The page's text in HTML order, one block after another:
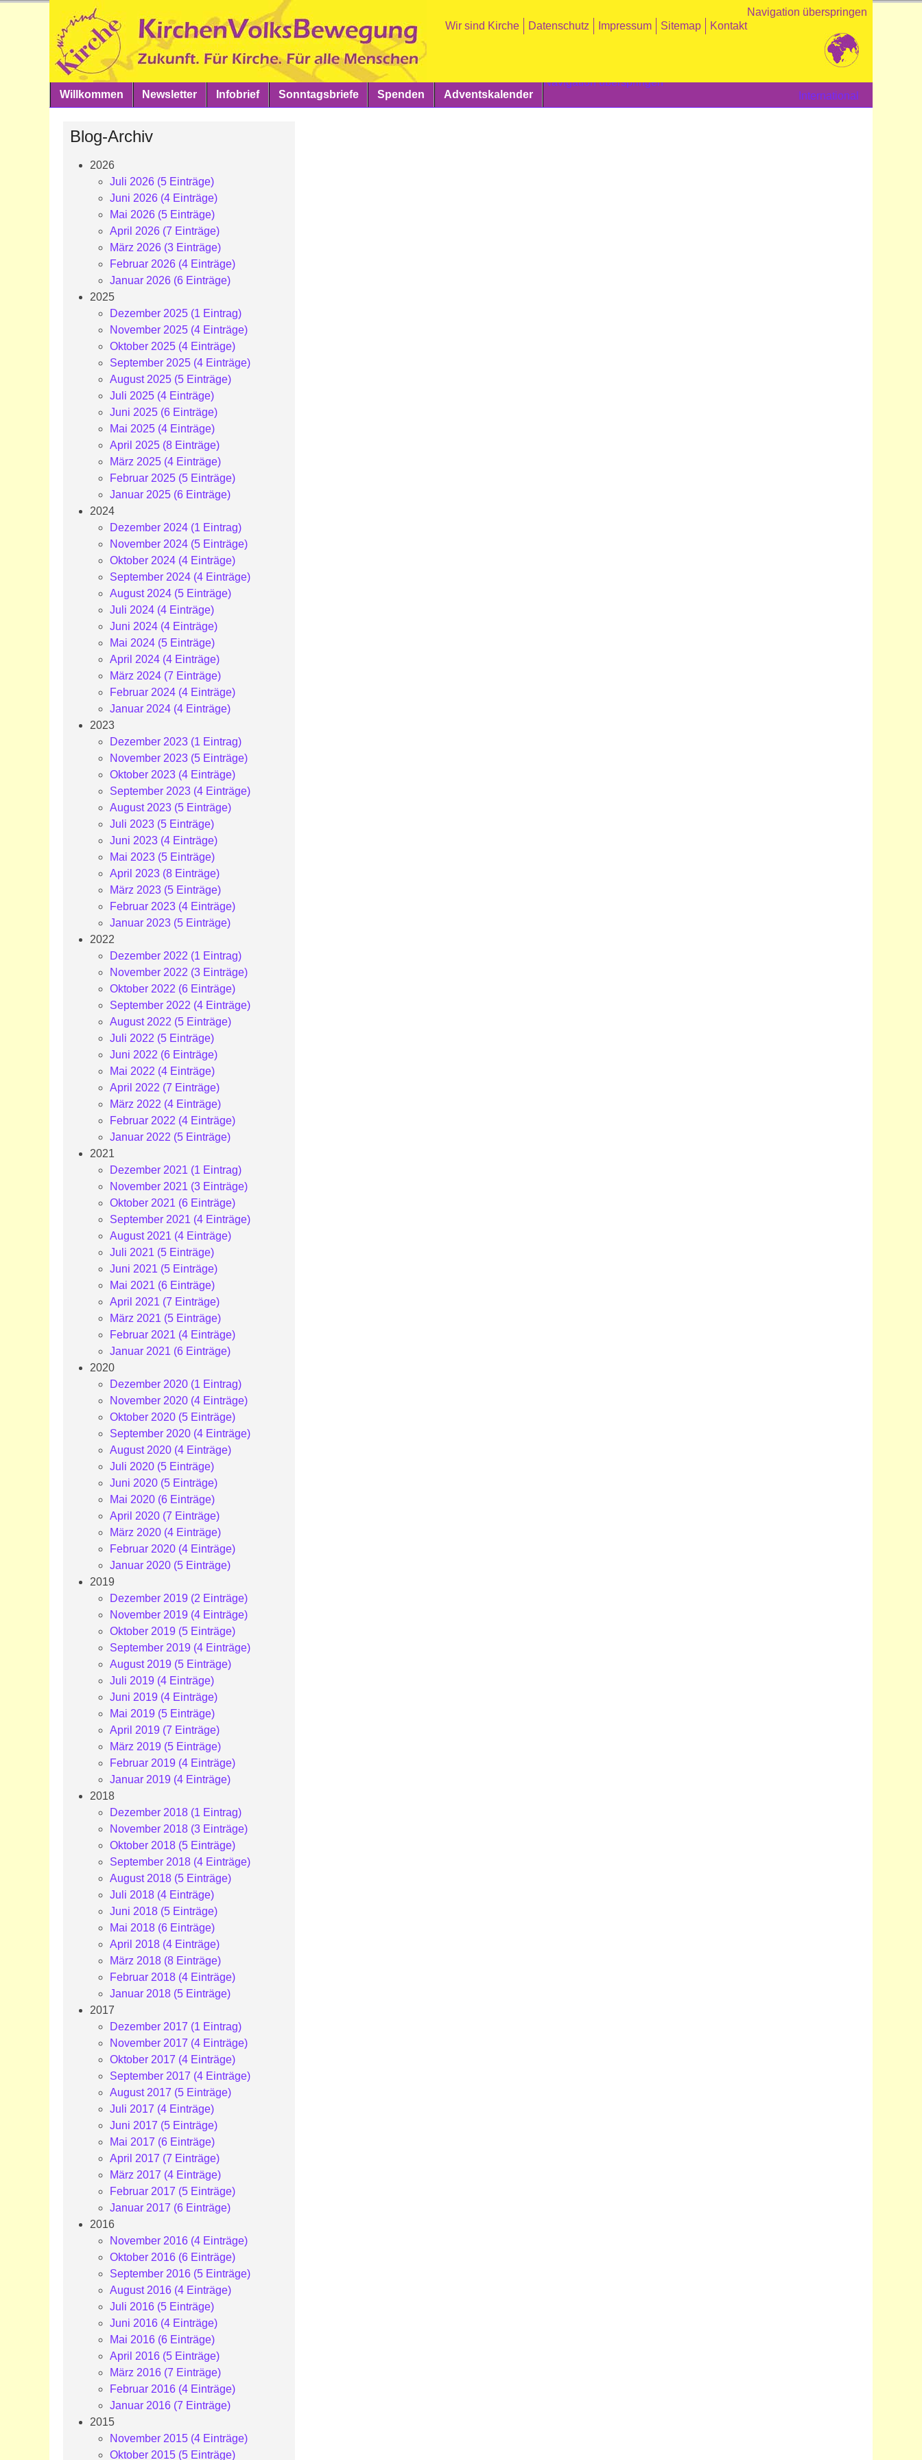
Navigation überspringen
Wir sind Kirche
Datenschutz Impressum Sitemap Kontakt
International
Navigation überspringen
Willkommen
Newsletter Infobrief Sonntagsbriefe Spenden Adventskalender
Blog-Archiv
2026
Juli 2026 (5 Einträge)
Juni 2026 (4 Einträge)
Mai 2026 (5 Einträge)
April 2026 (7 Einträge)
März 2026 (3 Einträge)
Februar 2026 (4 Einträge)
Januar 2026 (6 Einträge)
2025
Dezember 2025 (1 Eintrag)
November 2025 (4 Einträge)
Oktober 2025 (4 Einträge)
September 2025 (4 Einträge)
August 2025 (5 Einträge)
Juli 2025 (4 Einträge)
Juni 2025 (6 Einträge)
Mai 2025 (4 Einträge)
April 2025 (8 Einträge)
März 2025 (4 Einträge)
Februar 2025 (5 Einträge)
Januar 2025 (6 Einträge)
2024
Dezember 2024 (1 Eintrag)
November 2024 (5 Einträge)
Oktober 2024 (4 Einträge)
September 2024 (4 Einträge)
August 2024 (5 Einträge)
Juli 2024 (4 Einträge)
Juni 2024 (4 Einträge)
Mai 2024 (5 Einträge)
April 2024 (4 Einträge)
März 2024 (7 Einträge)
Februar 2024 (4 Einträge)
Januar 2024 (4 Einträge)
2023
Dezember 2023 (1 Eintrag)
November 2023 (5 Einträge)
Oktober 2023 (4 Einträge)
September 2023 (4 Einträge)
August 2023 (5 Einträge)
Juli 2023 (5 Einträge)
Juni 2023 (4 Einträge)
Mai 2023 (5 Einträge)
April 2023 (8 Einträge)
März 2023 (5 Einträge)
Februar 2023 (4 Einträge)
Januar 2023 (5 Einträge)
2022
Dezember 2022 (1 Eintrag)
November 2022 (3 Einträge)
Oktober 2022 (6 Einträge)
September 2022 (4 Einträge)
August 2022 (5 Einträge)
Juli 2022 (5 Einträge)
Juni 2022 (6 Einträge)
Mai 2022 (4 Einträge)
April 2022 (7 Einträge)
März 2022 (4 Einträge)
Februar 2022 (4 Einträge)
Januar 2022 (5 Einträge)
2021
Dezember 2021 (1 Eintrag)
November 2021 (3 Einträge)
Oktober 2021 (6 Einträge)
September 2021 (4 Einträge)
August 2021 (4 Einträge)
Juli 2021 (5 Einträge)
Juni 2021 (5 Einträge)
Mai 2021 (6 Einträge)
April 2021 (7 Einträge)
März 2021 (5 Einträge)
Februar 2021 (4 Einträge)
Januar 2021 (6 Einträge)
2020
Dezember 2020 (1 Eintrag)
November 2020 (4 Einträge)
Oktober 2020 (5 Einträge)
September 2020 (4 Einträge)
August 2020 (4 Einträge)
Juli 2020 (5 Einträge)
Juni 2020 (5 Einträge)
Mai 2020 (6 Einträge)
April 2020 (7 Einträge)
März 2020 (4 Einträge)
Februar 2020 (4 Einträge)
Januar 2020 (5 Einträge)
2019
Dezember 2019 (2 Einträge)
November 2019 (4 Einträge)
Oktober 2019 (5 Einträge)
September 2019 (4 Einträge)
August 2019 (5 Einträge)
Juli 2019 (4 Einträge)
Juni 2019 (4 Einträge)
Mai 2019 (5 Einträge)
April 2019 (7 Einträge)
März 2019 (5 Einträge)
Februar 2019 (4 Einträge)
Januar 2019 (4 Einträge)
2018
Dezember 2018 (1 Eintrag)
November 2018 (3 Einträge)
Oktober 2018 (5 Einträge)
September 2018 (4 Einträge)
August 2018 (5 Einträge)
Juli 2018 (4 Einträge)
Juni 2018 (5 Einträge)
Mai 2018 (6 Einträge)
April 2018 (4 Einträge)
März 2018 (8 Einträge)
Februar 2018 (4 Einträge)
Januar 2018 (5 Einträge)
2017
Dezember 2017 (1 Eintrag)
November 2017 (4 Einträge)
Oktober 2017 (4 Einträge)
September 2017 (4 Einträge)
August 2017 (5 Einträge)
Juli 2017 (4 Einträge)
Juni 2017 (5 Einträge)
Mai 2017 (6 Einträge)
April 2017 (7 Einträge)
März 2017 (4 Einträge)
Februar 2017 (5 Einträge)
Januar 2017 (6 Einträge)
2016
November 2016 (4 Einträge)
Oktober 2016 (6 Einträge)
September 2016 (5 Einträge)
August 2016 (4 Einträge)
Juli 2016 (5 Einträge)
Juni 2016 (4 Einträge)
Mai 2016 (6 Einträge)
April 2016 (5 Einträge)
März 2016 (7 Einträge)
Februar 2016 (4 Einträge)
Januar 2016 (7 Einträge)
2015
November 2015 (4 Einträge)
Oktober 2015 (5 Einträge)